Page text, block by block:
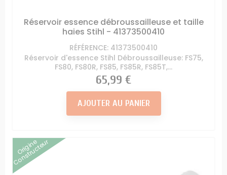
Réservoir essence débroussailleuse et taille
haies Stihl - 41373500410
RÉFÉRENCE: 41373500410
Réservoir d'essence Stihl Débroussailleuse: FS75,
FS80, FS80R, FS85, FS85R, FS85T,...
Prix
65,99 €
AJOUTER AU PANIER
Origine
Constructeur